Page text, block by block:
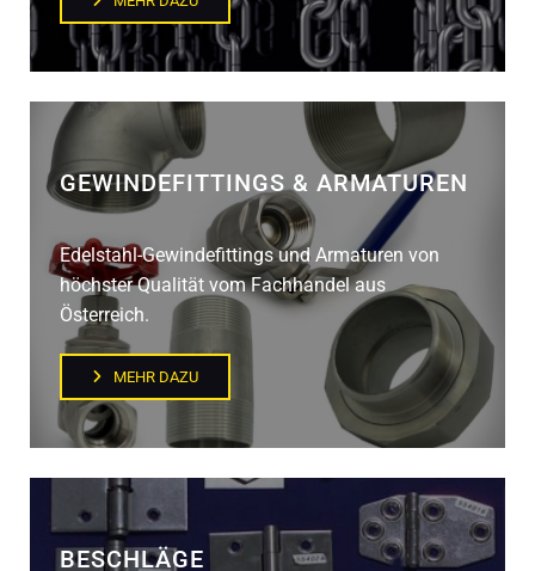
GEWINDEFITTINGS & ARMATUREN
Edelstahl-Gewindefittings und Armaturen von
höchster Qualität vom Fachhandel aus
Österreich.
MEHR DAZU
BESCHLÄGE